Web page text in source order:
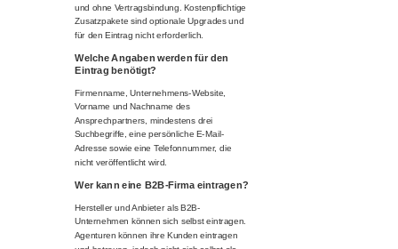
und ohne Vertragsbindung. Kostenpflichtige
Zusatzpakete sind optionale Upgrades und
für den Eintrag nicht erforderlich.
Welche Angaben werden für den
Eintrag benötigt?
Firmenname, Unternehmens-Website,
Vorname und Nachname des
Ansprechpartners, mindestens drei
Suchbegriffe, eine persönliche E-Mail-
Adresse sowie eine Telefonnummer, die
nicht veröffentlicht wird.
Wer kann eine B2B-Firma eintragen?
Hersteller und Anbieter als B2B-
Unternehmen können sich selbst eintragen.
Agenturen können ihre Kunden eintragen